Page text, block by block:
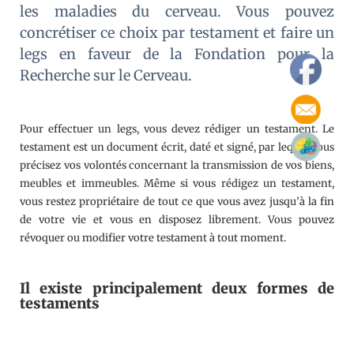
les maladies du cerveau. Vous pouvez
concrétiser ce choix par testament et faire un
legs en faveur de la Fondation pour la
Recherche sur le Cerveau.
Pour effectuer un legs, vous devez rédiger un testament. Le
testament est un document écrit, daté et signé, par lequel vous
précisez vos volontés concernant la transmission de vos biens,
meubles et immeubles. Même si vous rédigez un testament,
vous restez propriétaire de tout ce que vous avez jusqu’à la fin
de votre vie et vous en disposez librement. Vous pouvez
révoquer ou modifier votre testament à tout moment.
Il existe principalement deux formes de
testaments